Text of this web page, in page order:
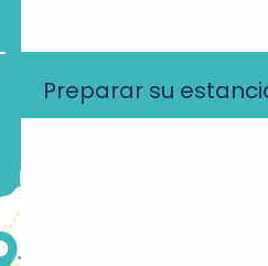
Preparar su